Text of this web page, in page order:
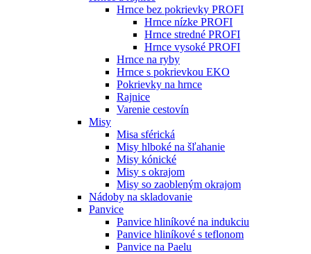
Hrnce bez pokrievky PROFI
Hrnce nízke PROFI
Hrnce stredné PROFI
Hrnce vysoké PROFI
Hrnce na ryby
Hrnce s pokrievkou EKO
Pokrievky na hrnce
Rajnice
Varenie cestovín
Misy
Misa sférická
Misy hlboké na šľahanie
Misy kónické
Misy s okrajom
Misy so zaobleným okrajom
Nádoby na skladovanie
Panvice
Panvice hliníkové na indukciu
Panvice hliníkové s teflonom
Panvice na Paelu